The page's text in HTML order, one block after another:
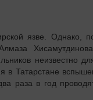
язве. Однако,
неизвестно
в Татарстане
раза в год